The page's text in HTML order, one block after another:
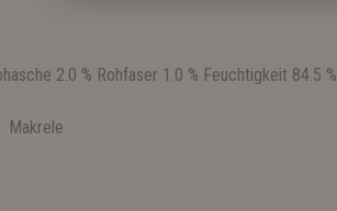
2.0 % Rohfaser 1.0 % Feuchtigkeit 84.5 %
Makrele